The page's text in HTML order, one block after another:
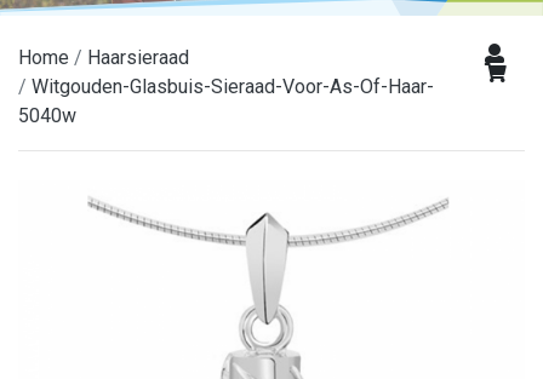
Home
Haarsieraad
Witgouden-Glasbuis-Sieraad-Voor-As-Of-Haar-
5040w